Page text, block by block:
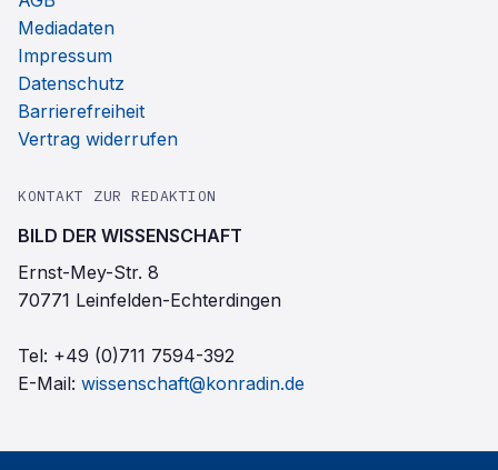
Mediadaten
Impressum
Datenschutz
Barrierefreiheit
Vertrag widerrufen
KONTAKT ZUR REDAKTION
BILD DER WISSENSCHAFT
Ernst-Mey-Str. 8
70771 Leinfelden-Echterdingen
Tel: +49 (0)711 7594-392
E-Mail: wissenschaft@konradin.de